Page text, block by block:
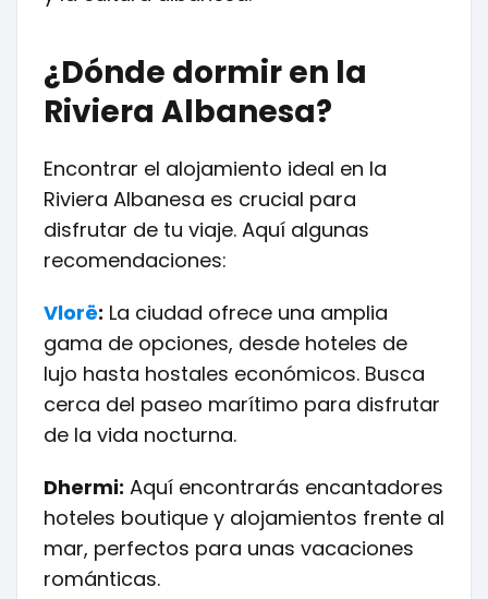
¿Dónde dormir en la
Riviera Albanesa?
Encontrar el alojamiento ideal en la
Riviera Albanesa es crucial para
disfrutar de tu viaje. Aquí algunas
recomendaciones:
Vlorë: La ciudad ofrece una amplia
gama de opciones, desde hoteles de
lujo hasta hostales económicos. Busca
cerca del paseo marítimo para disfrutar
de la vida nocturna.
Dhermi: Aquí encontrarás encantadores
hoteles boutique y alojamientos frente al
mar, perfectos para unas vacaciones
románticas.